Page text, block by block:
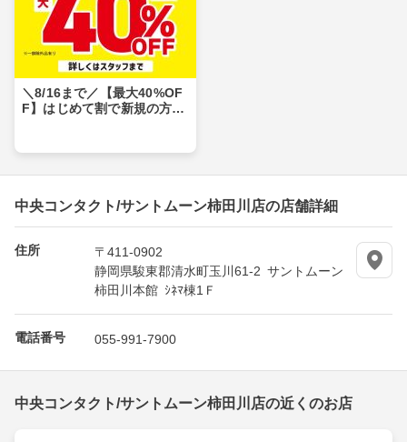
＼8/16まで／【最大40%OF
F】はじめて割で新規の方も
中央コンタクト/サントムーン柿田川店の店舗詳細
住所
〒411-0902
静岡県駿東郡清水町玉川61-2 サントムーン
柿田川本館 ｼﾈﾏ棟1Ｆ
電話番号 055-991-7900
中央コンタクト/サントムーン柿田川店の近くのお店